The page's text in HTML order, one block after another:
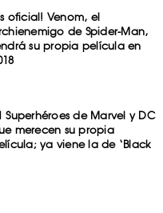
oficial! Venom, el
de Spider-Man,
su propia película en
Superhéroes de Marvel y DC
merecen su propia
ya viene la de ‘Black